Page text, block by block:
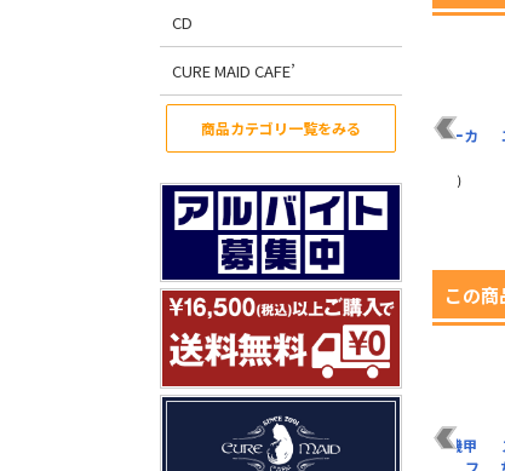
CD
CURE MAID CAFE’
商品カテゴリ一覧をみる
ウルトラ警備隊ラー
ジトート
¥1,980（税込）
メトロン星人 パーカ
¥17,600（税込）
この
対怪獣特殊空挺機甲